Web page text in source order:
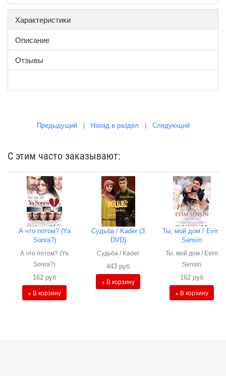
Характеристики
Описание
Отзывы
Предыдущий| Назад в раздел Следующий
С этим часто заказывают:
А что потом? (Ya
Sonra?)
А что потом? (Ya
Sonra?)
162 руб
+ В корзину
Судьба / Kader (3
DVD)
Судьба / Kader
443 руб
+ В корзину
Ты, мой дом / Evim
Sensin
Ты, мой дом / Evim
Sensin
162 руб
+ В корзину